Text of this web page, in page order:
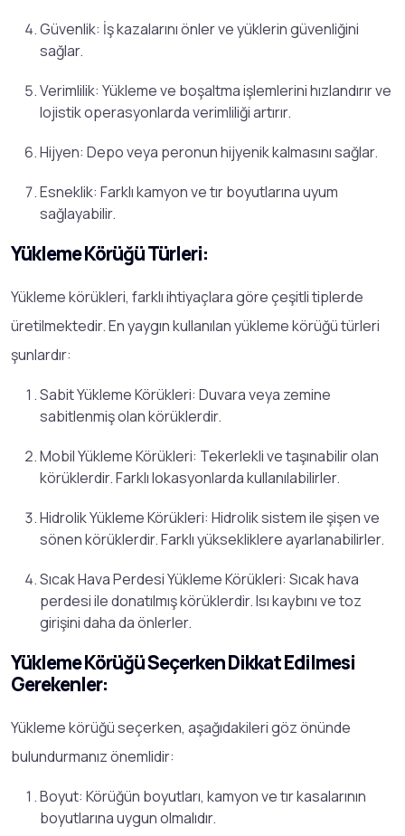
Güvenlik: İş kazalarını önler ve yüklerin güvenliğini
sağlar.
Verimlilik: Yükleme ve boşaltma işlemlerini hızlandırır ve
lojistik operasyonlarda verimliliği artırır.
Hijyen: Depo veya peronun hijyenik kalmasını sağlar.
Esneklik: Farklı kamyon ve tır boyutlarına uyum
sağlayabilir.
Yükleme Körüğü Türleri:
Yükleme körükleri, farklı ihtiyaçlara göre çeşitli tiplerde
üretilmektedir. En yaygın kullanılan yükleme körüğü türleri
şunlardır:
Sabit Yükleme Körükleri: Duvara veya zemine
sabitlenmiş olan körüklerdir.
Mobil Yükleme Körükleri: Tekerlekli ve taşınabilir olan
körüklerdir. Farklı lokasyonlarda kullanılabilirler.
Hidrolik Yükleme Körükleri: Hidrolik sistem ile şişen ve
sönen körüklerdir. Farklı yüksekliklere ayarlanabilirler.
Sıcak Hava Perdesi Yükleme Körükleri: Sıcak hava
perdesi ile donatılmış körüklerdir. Isı kaybını ve toz
girişini daha da önlerler.
Yükleme Körüğü Seçerken Dikkat Edilmesi
Gerekenler:
Yükleme körüğü seçerken, aşağıdakileri göz önünde
bulundurmanız önemlidir:
Boyut: Körüğün boyutları, kamyon ve tır kasalarının
boyutlarına uygun olmalıdır.